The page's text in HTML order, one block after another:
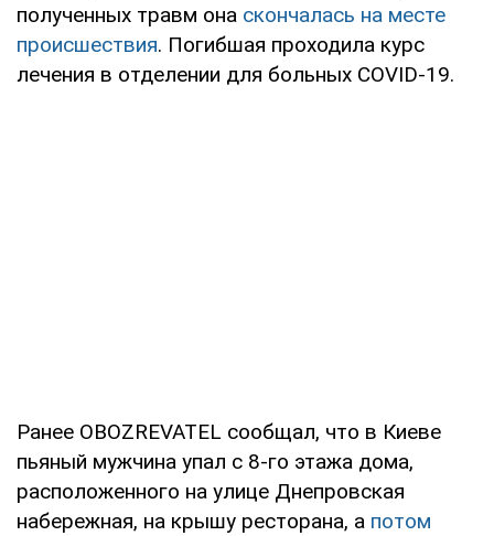
полученных травм она скончалась на месте
происшествия. Погибшая проходила курс
лечения в отделении для больных COVID-19.
Ранее OBOZREVATEL сообщал, что в Киеве
пьяный мужчина упал с 8-го этажа дома,
расположенного на улице Днепровская
набережная, на крышу ресторана, а потом